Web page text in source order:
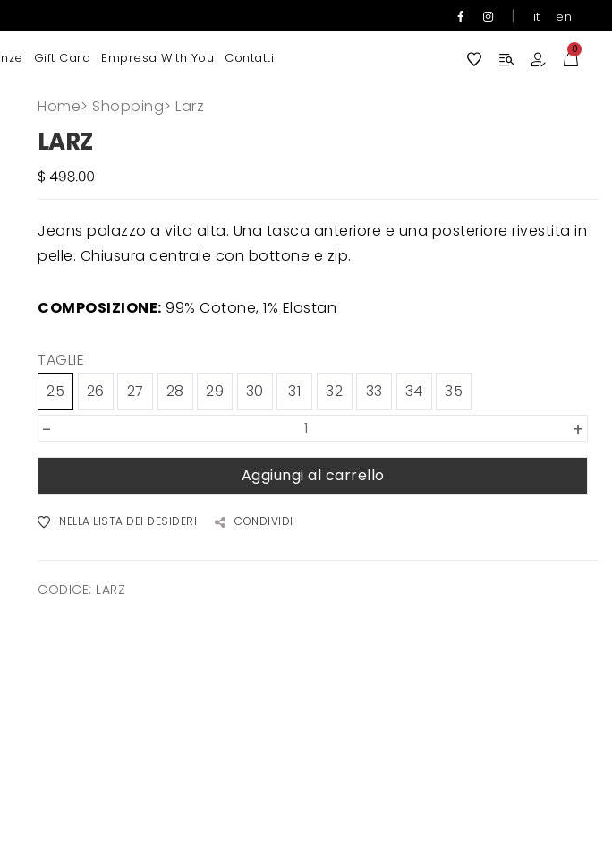
| it en
Gift Card Empresa With You Contatti
0
Home> Shopping> Larz
LARZ
Jeans palazzo a vita alta. Una tasca anteriore e una posteriore rivestita in
pelle. Chiusura centrale con bottone e zip.
COMPOSIZIONE: 99% Cotone, 1% Elastan
TAGLIE
25
26 27 28 29 30 31 32 33 34 35
+
-
Aggiungi al carrello
NELLA LISTA DEI DESIDERI CONDIVIDI
CODICE: LARZ